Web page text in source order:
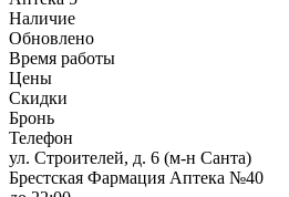
Наличие
Обновлено
Время работы
Цены
Скидки
Бронь
Телефон
ул. Строителей, д. 6 (м-н Санта)
Брестская Фармация Аптека №40